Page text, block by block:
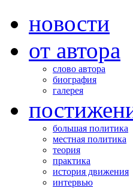
новости
от автора
слово автора
биография
галерея
большая политика
местная политика
теория
практика
история движения
интервью